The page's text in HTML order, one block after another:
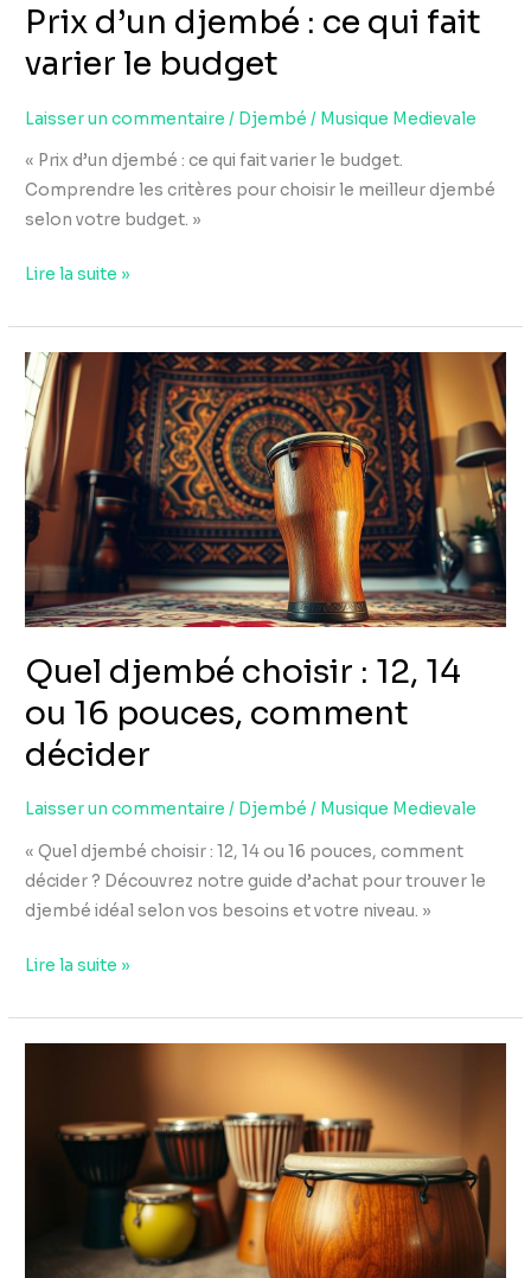
Prix d’un djembé : ce qui fait
varier le budget
Laisser un commentaire / Djembé / Musique Medievale
« Prix d’un djembé : ce qui fait varier le budget.
Comprendre les critères pour choisir le meilleur djembé
selon votre budget. »
Lire la suite »
Quel djembé choisir : 12, 14
ou 16 pouces, comment
décider
Laisser un commentaire / Djembé / Musique Medievale
« Quel djembé choisir : 12, 14 ou 16 pouces, comment
décider ? Découvrez notre guide d’achat pour trouver le
djembé idéal selon vos besoins et votre niveau. »
Quel
djembé
choisir
:
12,
14
ou
16
pouces,
comment
décider
Lire la suite »
métal,